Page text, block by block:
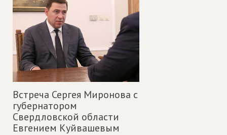
Встреча Сергея Миронова с
губернатором
Свердловской области
Евгением Куйвашевым